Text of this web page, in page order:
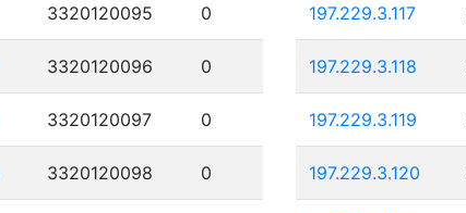
3320120095 0
3320120096 0
3320120097 0
3320120098 0
197.229.3.117
197.229.3.118
197.229.3.119
197.229.3.120